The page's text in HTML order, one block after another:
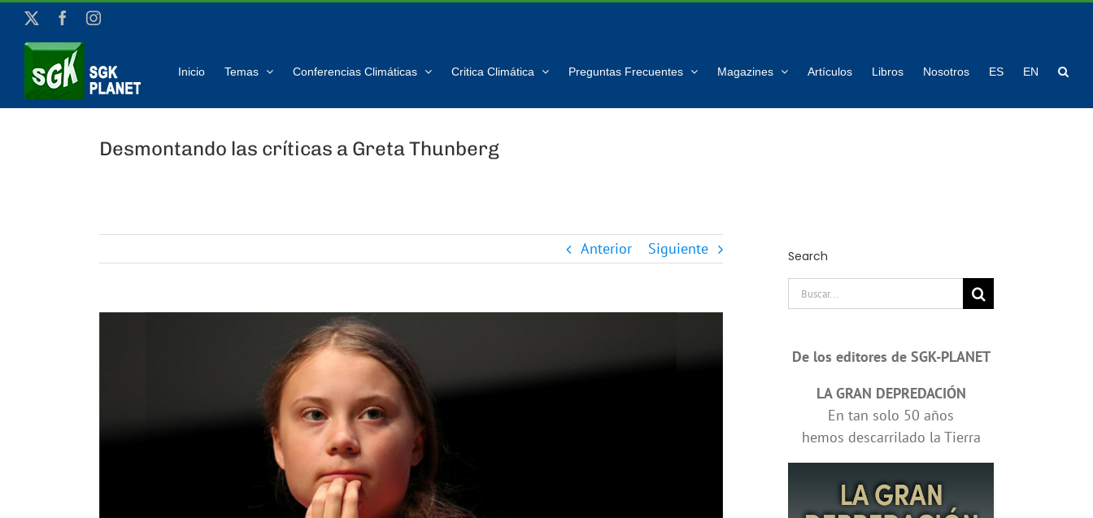
Saltar
contenido
FacebookInstagram
Inicio Temas Conferencias Climáticas Critica Climática Preguntas Frecuentes Magazines Artículos Libros Nosotros ES EN
Desmontando las críticas a Greta Thunberg
Anterior Siguiente Search
Buscar:
De los editores de SGK-PLANET
LA GRAN DEPREDACIÓN
En tan solo 50 años
hemos descarrilado la Tierra